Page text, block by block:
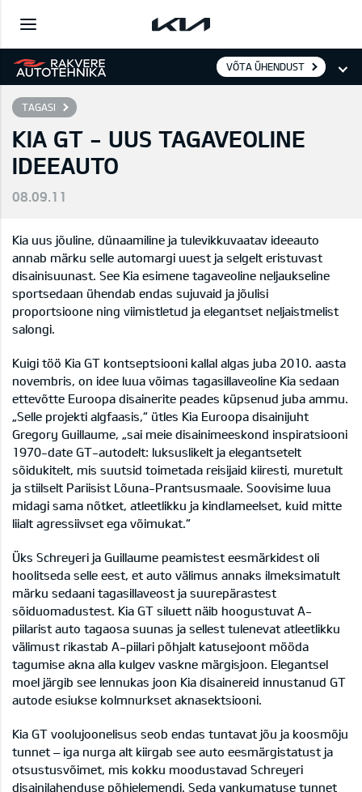
VÕTA ÜHENDUST
TAGASI
KIA GT - UUS TAGAVEOLINE
IDEEAUTO
08.09.11
Kia uus jõuline, dünaamiline ja tulevikkuvaatav ideeauto
annab märku selle automargi uuest ja selgelt eristuvast
disainisuunast. See Kia esimene tagaveoline neljaukseline
sportsedaan ühendab endas sujuvaid ja jõulisi
proportsioone ning viimistletud ja elegantset neljaistmelist
salongi.
Kuigi töö Kia GT kontseptsiooni kallal algas juba 2010. aasta
novembris, on idee luua võimas tagasillaveoline Kia sedaan
ettevõtte Euroopa disainerite peades küpsenud juba ammu.
„Selle projekti algfaasis,“ ütles Kia Euroopa disainijuht
Gregory Guillaume, „sai meie disainimeeskond inspiratsiooni
1970-date GT-autodelt: luksuslikelt ja elegantsetelt
sõidukitelt, mis suutsid toimetada reisijaid kiiresti, muretult
ja stiilselt Pariisist Lõuna-Prantsusmaale. Soovisime luua
midagi sama nõtket, atleetlikku ja kindlameelset, kuid mitte
liialt agressiivset ega võimukat.“
Üks Schreyeri ja Guillaume peamistest eesmärkidest oli
hoolitseda selle eest, et auto välimus annaks ilmeksimatult
märku sedaani tagasillaveost ja suurepärastest
sõiduomadustest. Kia GT siluett näib hoogustuvat A-
piilarist auto tagaosa suunas ja sellest tulenevat atleetlikku
välimust rikastab A-piilari põhjalt katusejoont mööda
tagumise akna alla kulgev vaskne märgisjoon. Elegantsel
moel järgib see lennukas joon Kia disainereid innustanud GT
autode esiukse kolmnurkset aknasektsiooni.
Kia GT voolujoonelisus seob endas tuntavat jõu ja koosmõju
tunnet – iga nurga alt kiirgab see auto eesmärgistatust ja
otsustusvõimet, mis kokku moodustavad Schreyeri
disainilahenduse põhielemendi. Seda vankumatuse tunnet